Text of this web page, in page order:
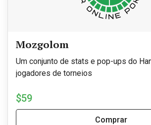
Mozgolom
Um conjunto de stats e pop-ups do
jogadores de torneios
$59
Comprar